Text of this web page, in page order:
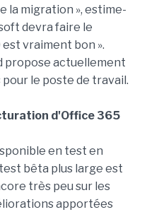
la migration », estime-
devra faire le
vraiment bon ».
propose actuellement
le poste de travail.
d'Office 365
en test en
bêta plus large est
très peu sur les
apportées